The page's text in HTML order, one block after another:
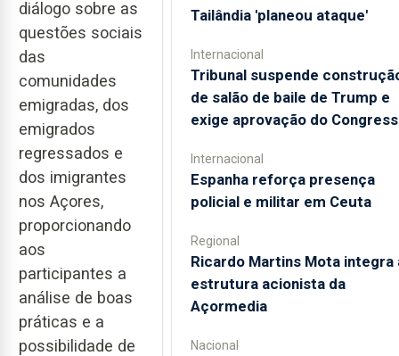
diálogo sobre as
questões sociais
das
comunidades
emigradas, dos
emigrados
regressados e
dos imigrantes
nos Açores,
proporcionando
aos
participantes a
análise de boas
práticas e a
possibilidade de
Tailândia 'planeou ataque'
Internacional
Tribunal suspende
de salão de baile de Trump e
exige aprovação do
Internacional
Espanha reforça presença
policial e militar em Ceuta
Regional
Ricardo Martins Mota integra
estrutura acionista da
Açormedia
Nacional